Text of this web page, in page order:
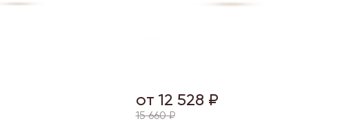
от 12 528 ₽
15 660 ₽